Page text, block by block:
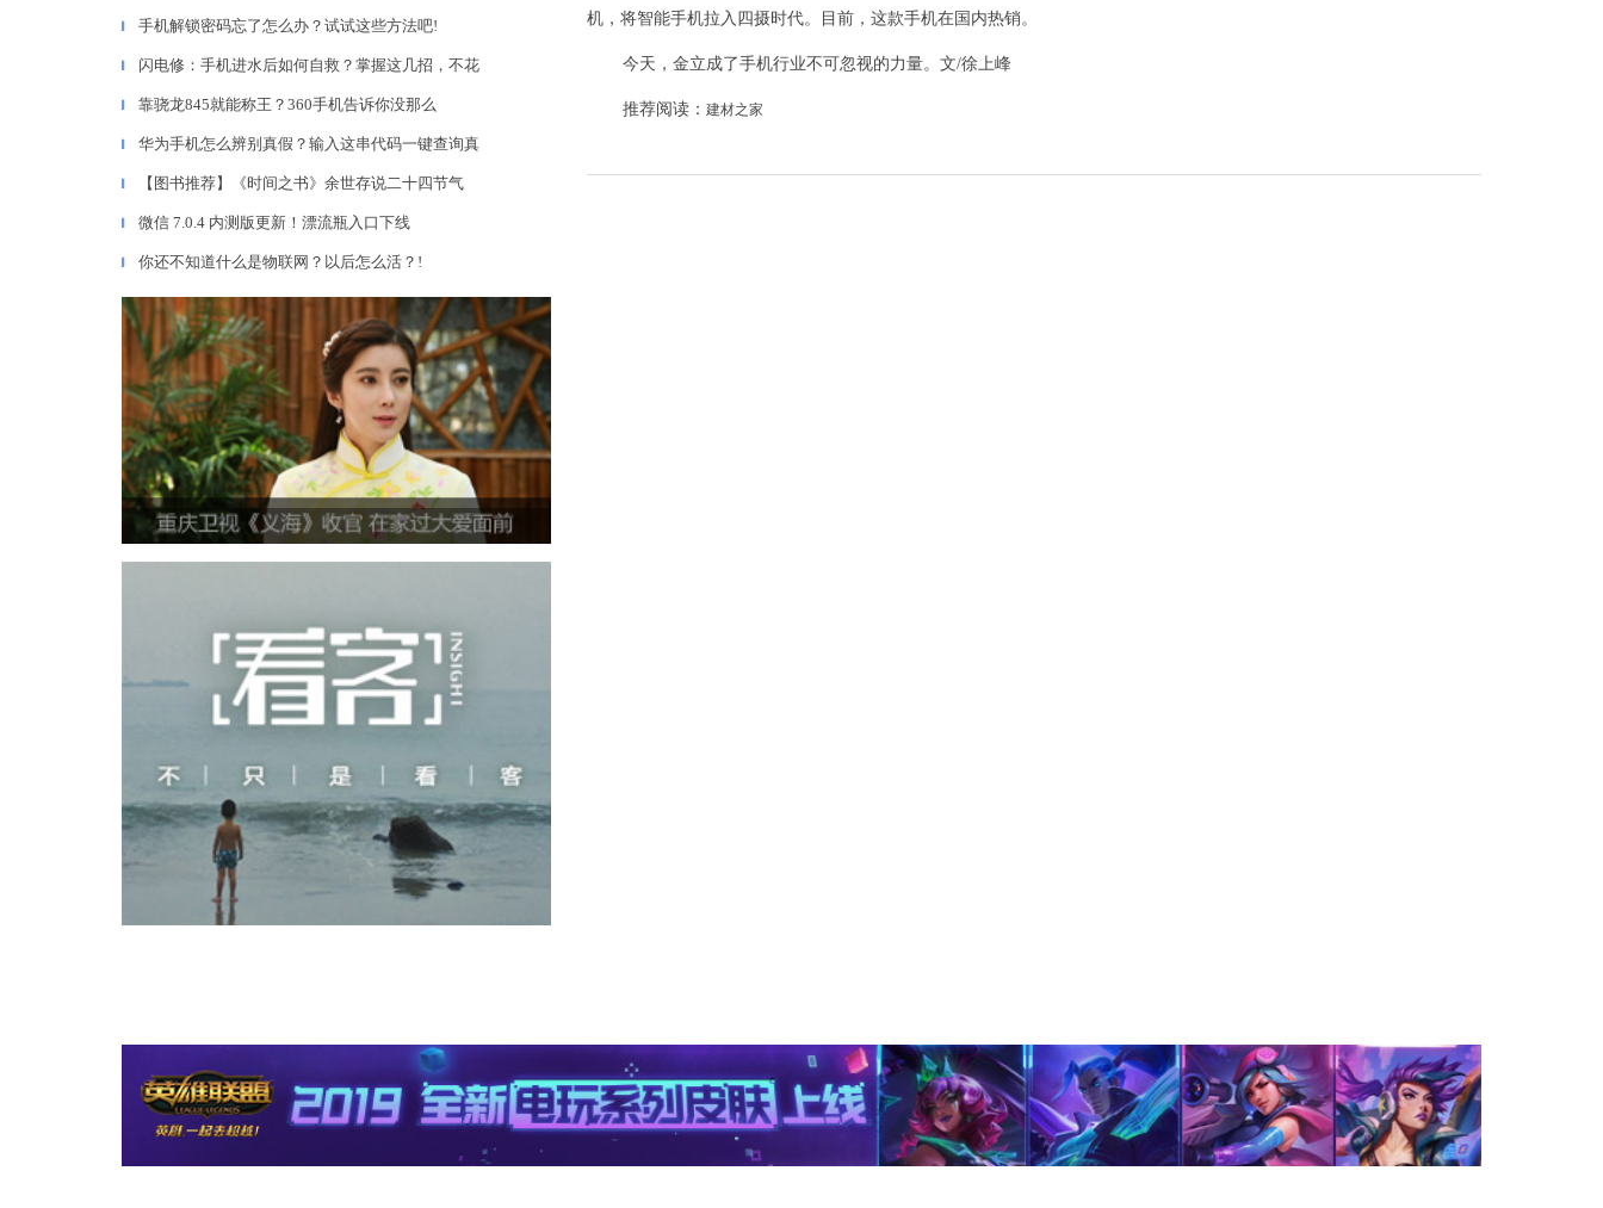
▎ 手机解锁密码忘了怎么办？试试这些方法吧!
▎ 闪电修：手机进水后如何自救？掌握这几招，不花
▎ 靠骁龙845就能称王？360手机告诉你没那么
▎ 华为手机怎么辨别真假？输入这串代码一键查询真
▎ 【图书推荐】《时间之书》余世存说二十四节气
▎ 微信 7.0.4 内测版更新！漂流瓶入口下线
▎ 你还不知道什么是物联网？以后怎么活？!
机，将智能手机拉入四摄时代。目前，这款手机在国内热销。
今天，金立成了手机行业不可忽视的力量。文/徐上峰
推荐阅读： 建材之家